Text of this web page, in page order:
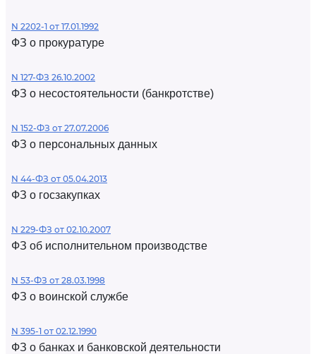
N 2202-1 от 17.01.1992
ФЗ о прокуратуре
N 127-ФЗ 26.10.2002
ФЗ о несостоятельности (банкротстве)
N 152-ФЗ от 27.07.2006
ФЗ о персональных данных
N 44-ФЗ от 05.04.2013
ФЗ о госзакупках
N 229-ФЗ от 02.10.2007
ФЗ об исполнительном производстве
N 53-ФЗ от 28.03.1998
ФЗ о воинской службе
N 395-1 от 02.12.1990
ФЗ о банках и банковской деятельности